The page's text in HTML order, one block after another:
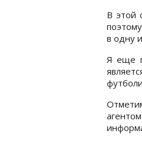
В этой
в одну
Я еще